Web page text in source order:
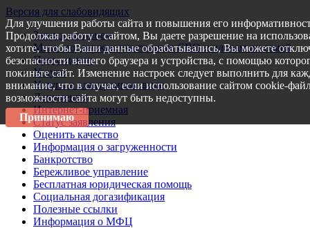
Версия для слабовидящих
Запись на прием
Меры поддержки участникам СВО и членам их семей
Пресс-центр
Услуги
Услуги в электронном виде
Документы
Интернет-приемная
Статус заявления
Оценить качество
Информация о загруженности
Банкротство
Бережливое управление
Бесплатная юридическая помощь
Социальная догазификация
Полезные ссылки
Информация о МФЦ
Для улучшения работы сайта и повышения его
Продолжая работу с сайтом, Вы даете разрешение на
хотите, чтобы Ваши данные обрабатывались, Вы можете
безопасности вашего браузера и устройства, с помощью
покиньте сайт. Изменение настроек следует выполнить для
внимание, что в случае, если использование сайтом cookie-
возможности сайта могут быть недоступны.
Принимаю